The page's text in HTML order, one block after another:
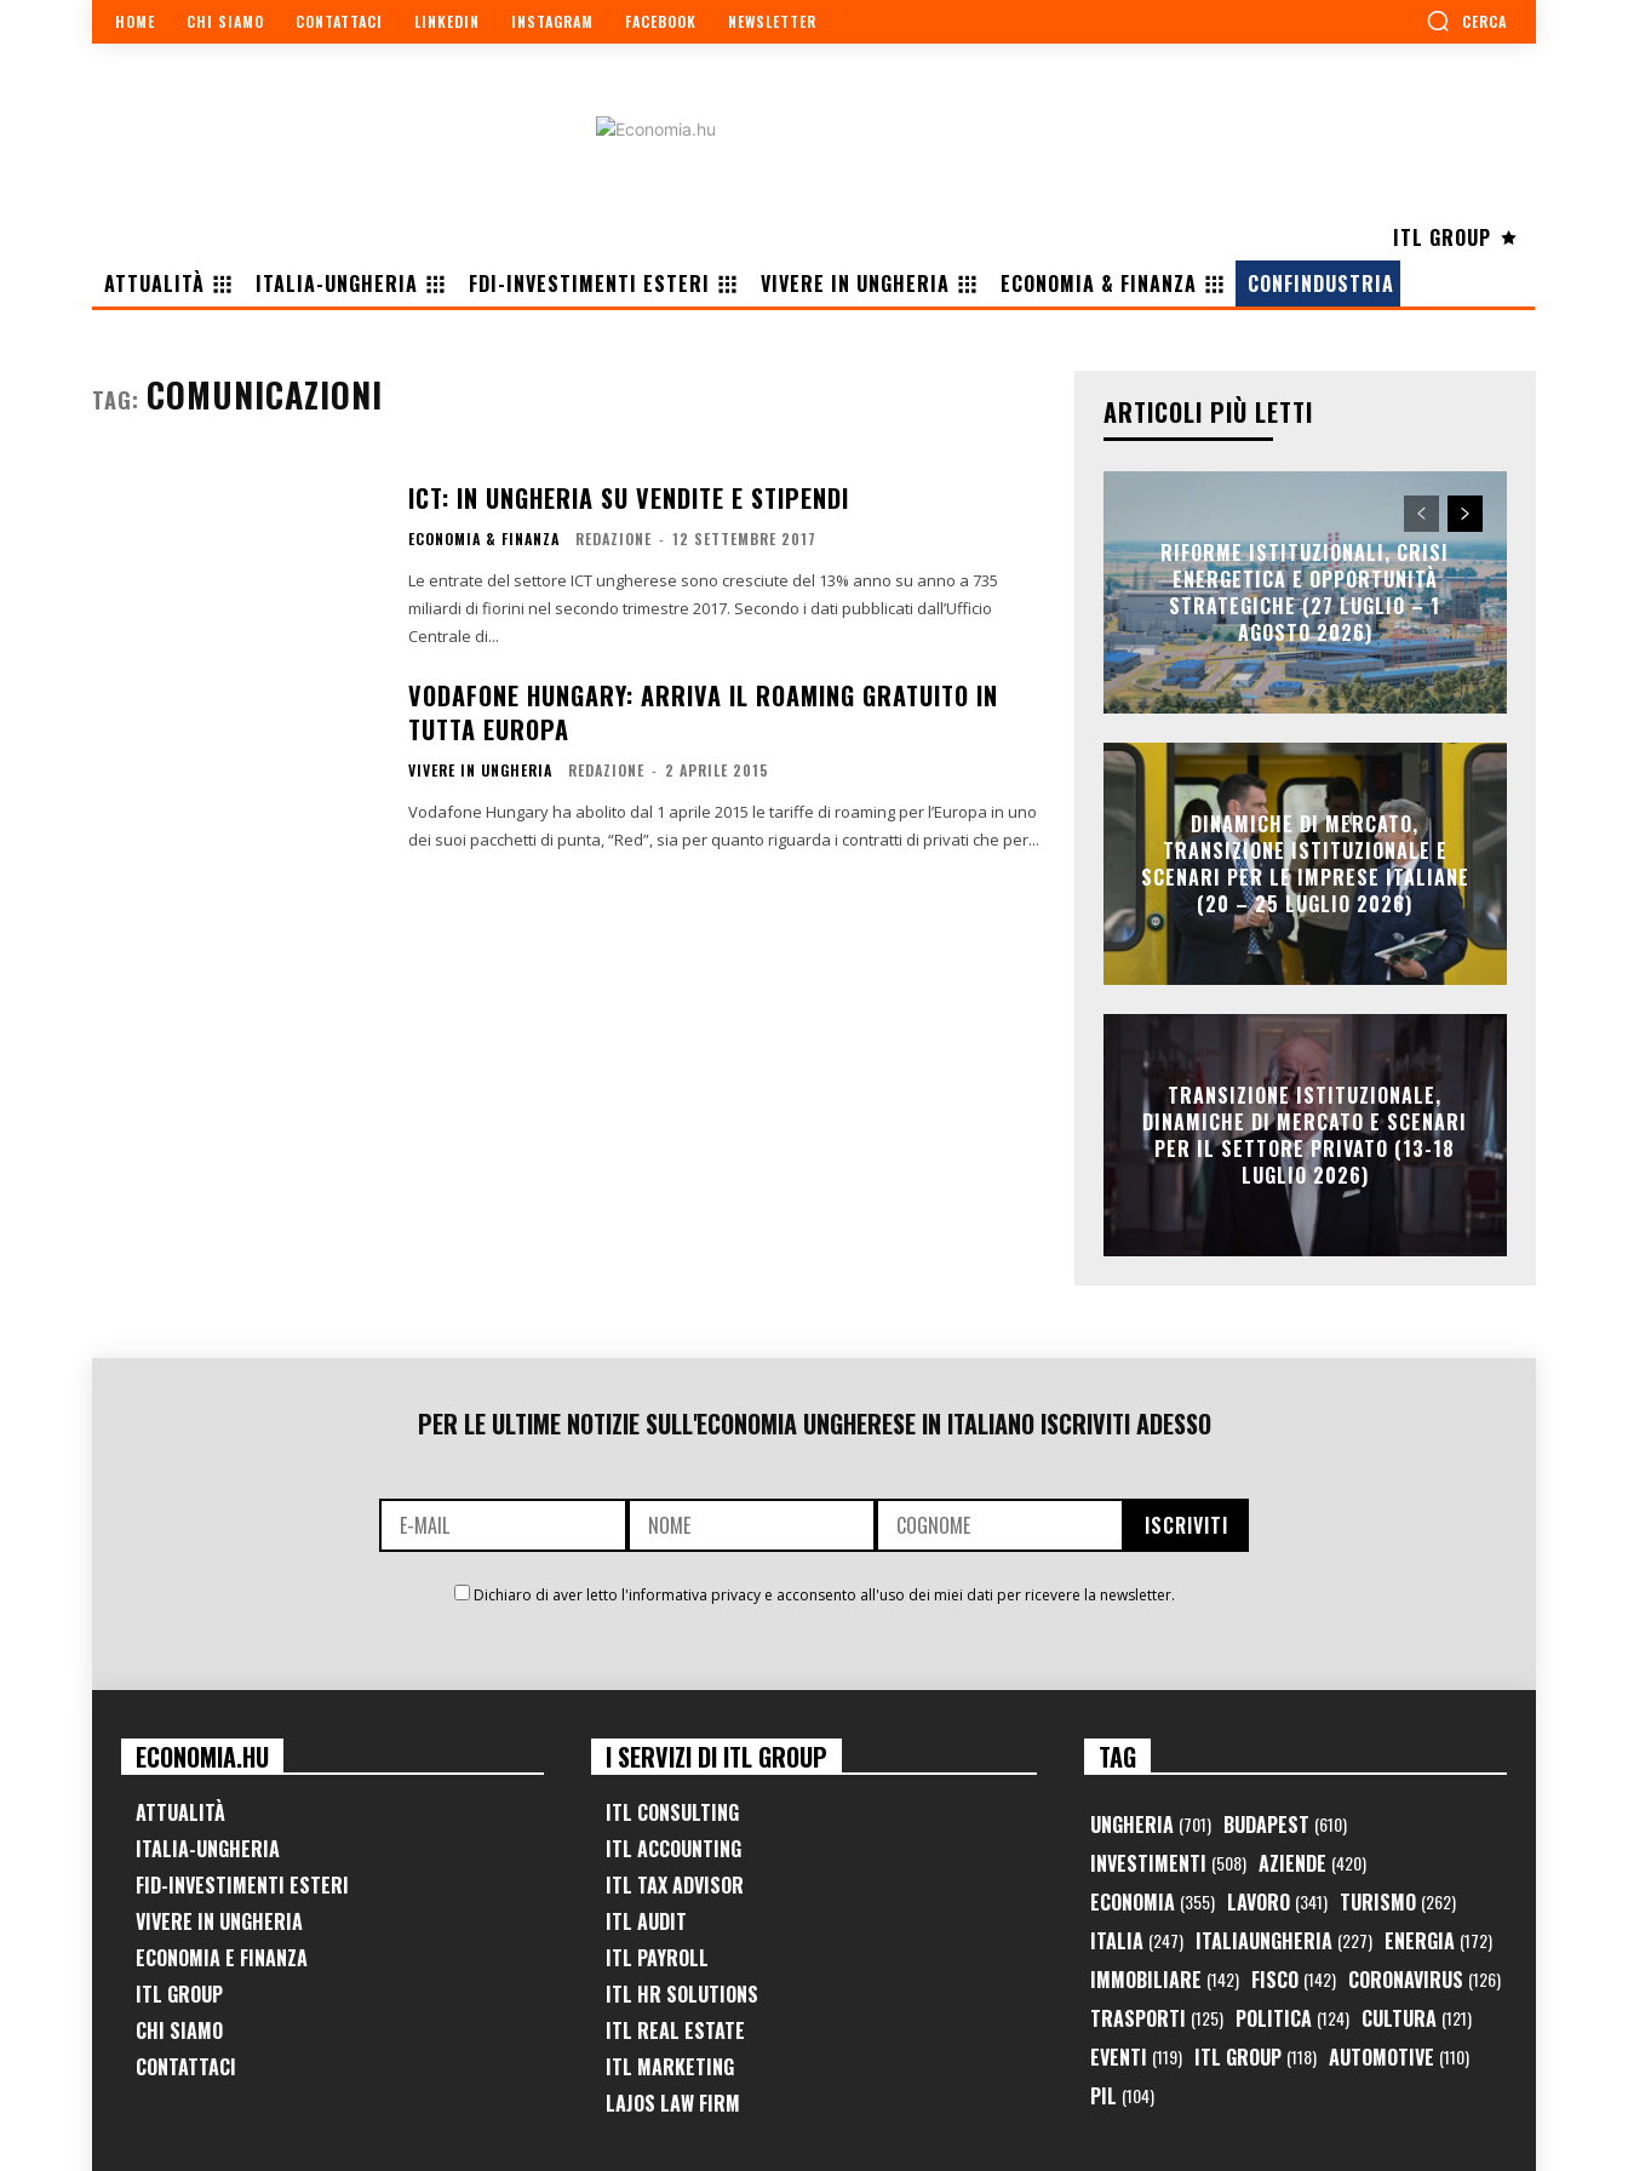
HOME CHI SIAMO CONTATTACI LINKEDIN INSTAGRAM FACEBOOK NEWSLETTER CERCA
ITL GROUP
ATTUALITÀ
ITALIA-UNGHERIA FDI-INVESTIMENTI ESTERI VIVERE IN UNGHERIA ECONOMIA & FINANZA CONFINDUSTRIA
TAG: COMUNICAZIONI
ICT: IN UNGHERIA SU VENDITE E STIPENDI
ECONOMIA & FINANZA REDAZIONE - 12 SETTEMBRE 2017
Le entrate del settore ICT ungherese sono cresciute del 13% anno su anno a 735
miliardi di fiorini nel secondo trimestre 2017. Secondo i dati pubblicati dall’Ufficio
Centrale di...
VODAFONE HUNGARY: ARRIVA IL ROAMING GRATUITO IN
TUTTA EUROPA
VIVERE IN UNGHERIA REDAZIONE - 2 APRILE 2015
Vodafone Hungary ha abolito dal 1 aprile 2015 le tariffe di roaming per l’Europa in uno
dei suoi pacchetti di punta, “Red”, sia per quanto riguarda i contratti di privati che per...
ARTICOLI PIÙ LETTI
RIFORME ISTITUZIONALI, CRISI
ENERGETICA E OPPORTUNITÀ
STRATEGICHE (27 LUGLIO – 1
AGOSTO 2026)
DINAMICHE DI MERCATO,
TRANSIZIONE ISTITUZIONALE E
SCENARI PER LE IMPRESE ITALIANE
(20 – 25 LUGLIO 2026)
TRANSIZIONE ISTITUZIONALE,
DINAMICHE DI MERCATO E SCENARI
PER IL SETTORE PRIVATO (13-18
LUGLIO 2026)
PER LE ULTIME NOTIZIE SULL'ECONOMIA UNGHERESE IN ITALIANO ISCRIVITI ADESSO
Dichiaro di aver letto l'informativa privacy e acconsento all'uso dei miei dati per ricevere la newsletter.
ECONOMIA.HU
ATTUALITÀ
ITALIA-UNGHERIA
FID-INVESTIMENTI ESTERI
VIVERE IN UNGHERIA
ECONOMIA E FINANZA
ITL GROUP
CHI SIAMO
CONTATTACI
I SERVIZI DI ITL GROUP
ITL CONSULTING
ITL ACCOUNTING
ITL TAX ADVISOR
ITL AUDIT
ITL PAYROLL
ITL HR SOLUTIONS
ITL REAL ESTATE
ITL MARKETING
LAJOS LAW FIRM
TAG
UNGHERIA (701) BUDAPEST (610)
INVESTIMENTI (508) AZIENDE (420)
ECONOMIA (355) LAVORO (341) TURISMO (262)
ITALIA (247) ITALIAUNGHERIA (227) ENERGIA (172)
IMMOBILIARE (142) FISCO (142) CORONAVIRUS (126)
TRASPORTI (125) POLITICA (124) CULTURA (121)
EVENTI (119) ITL GROUP (118) AUTOMOTIVE (110)
PIL (104)